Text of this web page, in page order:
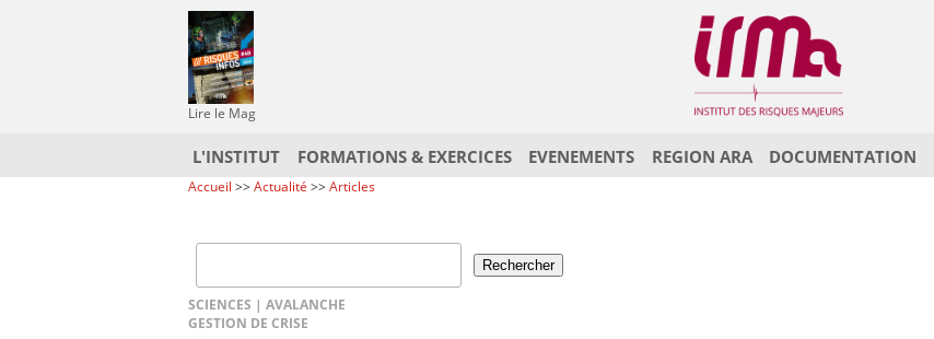
Lire le Mag
L'INSTITUT FORMATIONS & EXERCICES EVENEMENTS REGION ARA DOCUMENTATION
Accueil >>Actualité >>Articles
SCIENCES | AVALANCHE
GESTION DE CRISE